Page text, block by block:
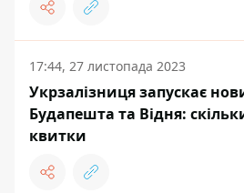
17:44, 27 листопада 2023
Укрзалізниця запускає
Будапешта та Відня:
квитки